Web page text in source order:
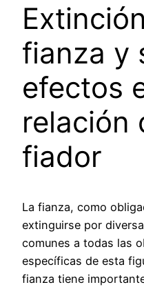
fianza y
efectos
relación
fiador
La fianza, como
extinguirse por
comunes a todas las
específicas de esta
fianza tiene